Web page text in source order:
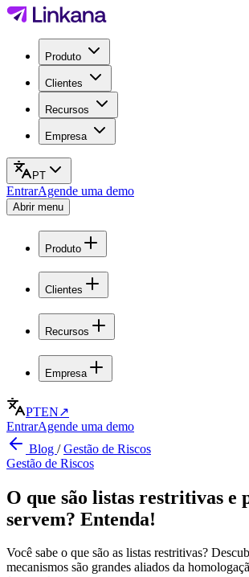
Produto
Clientes
Recursos
Empresa
PT
EntrarAgende uma demo
Abrir menu
Produto
Clientes
Recursos
Empresa
PTEN↗
EntrarAgende uma demo
Blog /Gestão de Riscos
Gestão de Riscos
O que são listas restritivas e
servem? Entenda!
Você sabe o que são as listas restritivas?
mecanismos são grandes aliados da